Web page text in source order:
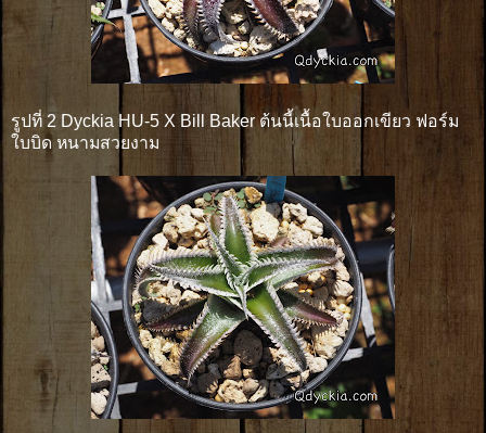
รูปที่ 2 Dyckia HU-5 X Bill Baker ต้นนี้เนื้อใบออกเขียว ฟอร์ม
ใบบิด หนามสวยงาม